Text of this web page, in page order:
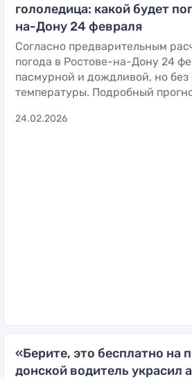
гололедица: какой будет
на-Дону 24 февраля
Согласно предварительным
погода в Ростове-на-Дону 24
пасмурной и дождливой, но без
температуры. Подробный
24.02.2026
«Берите, это бесплатно на
донской водитель украсил